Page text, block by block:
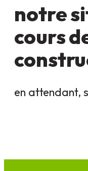
notre
cours
en attendant,